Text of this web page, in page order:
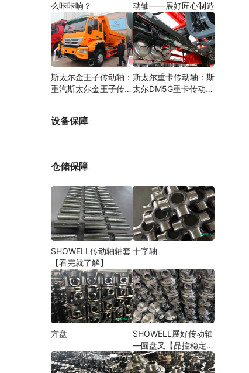
么咔咔响？
动轴——展好匠心制造
斯太尔金王子传动轴：
重汽斯太尔金王子传动
斯太尔重卡传动轴：斯
太尔DM5G重卡传动轴
设备保障
仓储保障
SHOWELL传动轴轴套
【看完就了解】
十字轴
方盘
SHOWELL展好传动轴
—圆盘叉【品控稳定，
精密加工】